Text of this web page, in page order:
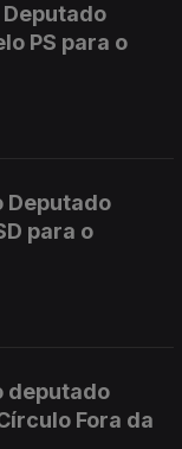
Deputado
PS para o
Deputado
para o
deputado
Fora da